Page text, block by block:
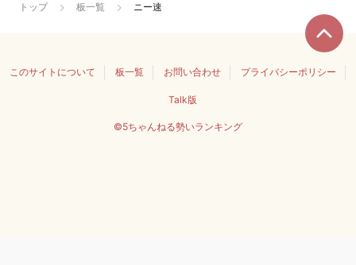
トップ 板一覧 ニー速
このサイトについて 板一覧 お問い合わせ プライバシーポリシー
Talk版
©5ちゃんねる勢いランキング